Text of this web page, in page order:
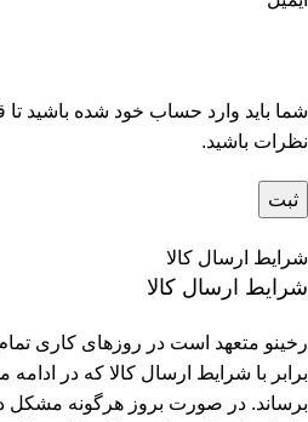
شما باید وارد حساب خود شده باشید تا
نظرات باشید.
شرایط ارسال کالا
شرایط ارسال کالا
رخینو متعهد است در روزهای کاری
برابر با شرایط ارسال کالا که در
برساند. در صورت بروز هرگونه مشکل در